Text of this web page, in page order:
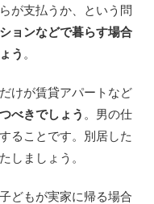
が支払うか、という問
ョンなどで暮らす場合
う 。
けが賃貸アパートなど
べきでしょう 。男の仕
ることです。別居した
しましょう。
どもが実家に帰る場合